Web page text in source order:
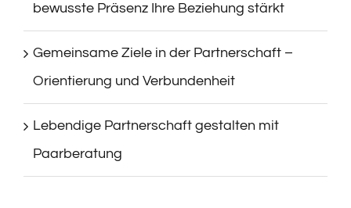
bewusste Präsenz Ihre Beziehung stärkt
Gemeinsame Ziele in der Partnerschaft –
Orientierung und Verbundenheit
Lebendige Partnerschaft gestalten mit
Paarberatung